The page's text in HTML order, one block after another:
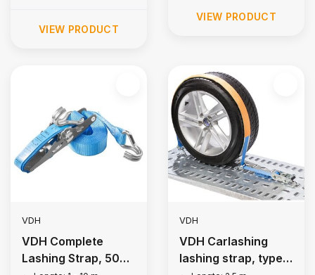
VIEW PRODUCT
VIEW PRODUCT
VDH
VDH Complete
Lashing Strap, 500
VDH
VDH Carlashing
lashing strap, type